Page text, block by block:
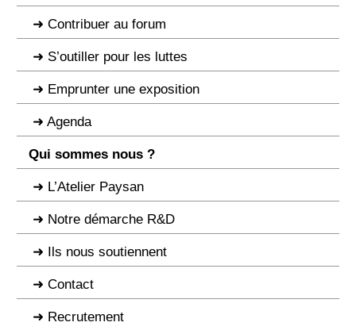
Contribuer au forum
S’outiller pour les luttes
Emprunter une exposition
Agenda
Qui sommes nous ?
L’Atelier Paysan
Notre démarche R&D
Ils nous soutiennent
Contact
Recrutement